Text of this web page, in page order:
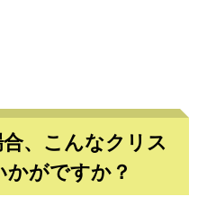
、こんなクリス
がですか？